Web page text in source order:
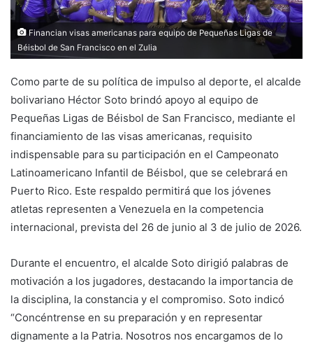
Financian visas americanas para equipo de Pequeñas Ligas de
Béisbol de San Francisco en el Zulia
Como parte de su política de impulso al deporte, el alcalde
bolivariano Héctor Soto brindó apoyo al equipo de
Pequeñas Ligas de Béisbol de San Francisco, mediante el
financiamiento de las visas americanas, requisito
indispensable para su participación en el Campeonato
Latinoamericano Infantil de Béisbol, que se celebrará en
Puerto Rico. Este respaldo permitirá que los jóvenes
atletas representen a Venezuela en la competencia
internacional, prevista del 26 de junio al 3 de julio de 2026.
Durante el encuentro, el alcalde Soto dirigió palabras de
motivación a los jugadores, destacando la importancia de
la disciplina, la constancia y el compromiso. Soto indicó
“Concéntrense en su preparación y en representar
dignamente a la Patria. Nosotros nos encargamos de lo